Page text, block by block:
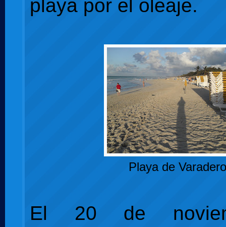
playa por el oleaje.
Playa de Varadero
El 20 de